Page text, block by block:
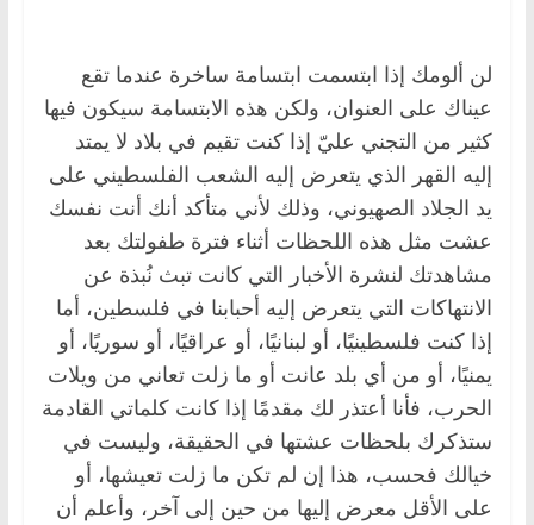
لن ألومك إذا ابتسمت ابتسامة ساخرة عندما تقع
عيناك على العنوان، ولكن هذه الابتسامة سيكون فيها
كثير من التجني عليّ إذا كنت تقيم في بلاد لا يمتد
إليه القهر الذي يتعرض إليه الشعب الفلسطيني على
يد الجلاد الصهيوني، وذلك لأني متأكد أنك أنت نفسك
عشت مثل هذه اللحظات أثناء فترة طفولتك بعد
مشاهدتك لنشرة الأخبار التي كانت تبث نُبذة عن
الانتهاكات التي يتعرض إليه أحبابنا في فلسطين، أما
إذا كنت فلسطينيًا، أو لبنانيًا، أو عراقيًا، أو سوريًا، أو
يمنيًا، أو من أي بلد عانت أو ما زلت تعاني من ويلات
الحرب، فأنا أعتذر لك مقدمًا إذا كانت كلماتي القادمة
ستذكرك بلحظات عشتها في الحقيقة، وليست في
خيالك فحسب، هذا إن لم تكن ما زلت تعيشها، أو
على الأقل معرض إليها من حين إلى آخر، وأعلم أن